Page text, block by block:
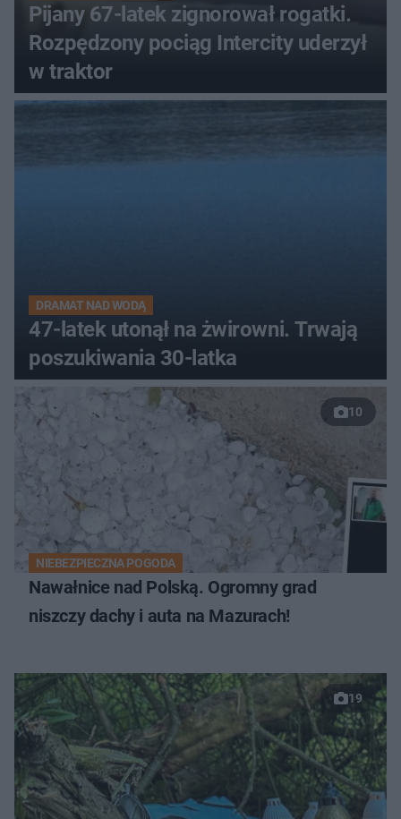
Pijany 67-latek zignorował rogatki.
Rozpędzony pociąg Intercity uderzył
w traktor
DRAMAT NAD WODĄ
47-latek utonął na żwirowni. Trwają
poszukiwania 30-latka
10
NIEBEZPIECZNA POGODA
Nawałnice nad Polską. Ogromny grad
niszczy dachy i auta na Mazurach!
19